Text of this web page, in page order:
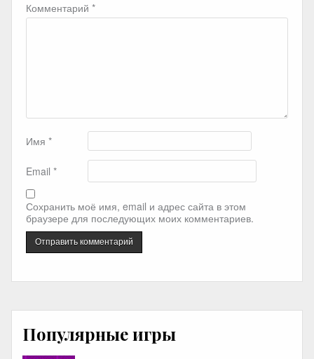
Комментарий *
Имя *
Email *
Сохранить моё имя, email и адрес сайта в этом
браузере для последующих моих комментариев.
Популярные игры